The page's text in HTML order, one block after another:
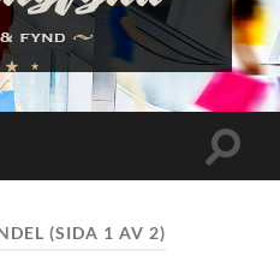
Shoppingfynd
Slå
(SIDA 1 AV 2)